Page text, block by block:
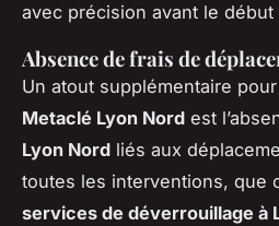
avec précision avant le début
Absence de frais de
Un atout supplémentaire
Metaclé Lyon Nord est
Lyon Nord liés aux
toutes les interventions, que
services de déverrouillage à